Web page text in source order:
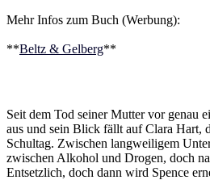
Mehr Infos zum Buch (Werbung):
**Beltz & Gelberg**
Seit dem Tod seiner Mutter vor genau
aus und sein Blick fällt auf Clara Hart,
Schultag. Zwischen langweiligem
zwischen Alkohol und Drogen, doch
Entsetzlich, doch dann wird Spence